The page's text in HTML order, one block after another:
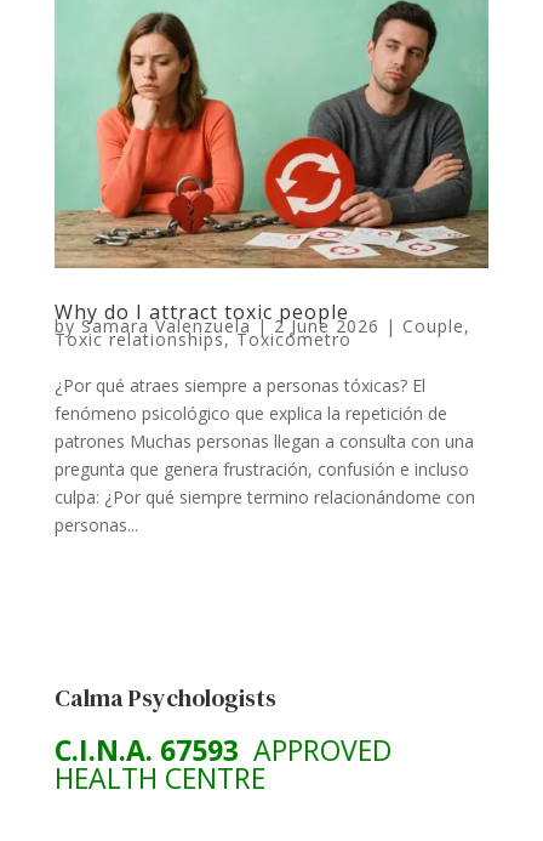
Why do I attract toxic people
by Samara Valenzuela|2 June 2026 | Couple,
Toxic relationships,Toxicómetro
¿Por qué atraes siempre a personas tóxicas? El
fenómeno psicológico que explica la repetición de
patrones Muchas personas llegan a consulta con una
pregunta que genera frustración, confusión e incluso
culpa: ¿Por qué siempre termino relacionándome con
personas...
Calma Psychologists
C.I.N.A. 67593 APPROVED
HEALTH CENTRE